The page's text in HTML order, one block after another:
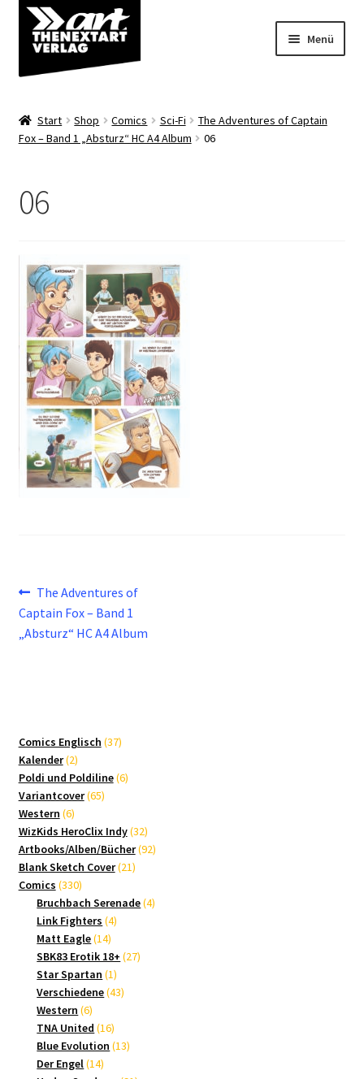
Zur
Navigation
springen
Zum
Inhalt
springen
Menü
Shop
Start Shop Comics Sci-Fi
The Adventures of Captain
Fox – Band 1 „Absturz“ HC A4 Album
06
06
Beitragsnavigation
Vorheriger
Beitrag:
The Adventures of
Captain Fox – Band 1
„Absturz“ HC A4 Album
Comics Englisch 3737
Kalender 22
Produkte
Poldi und Poldiline 66
Variantcover 6565
Western 66
Produkte
WizKids HeroClix Indy 3232
Produkte
Artbooks/Alben/Bücher 9292
Blank Sketch Cover 2121
Comics 330330
Produkte
Bruchbach Serenade 44
Link Fighters 44
Matt Eagle 1414
Produkte
SBK83 Erotik 18+ 2727
Star Spartan 11
Produkt
Verschiedene 4343
Western 66
Produkte
TNA United 1616
Produkte
Blue Evolution 1313
Der Engel 1414